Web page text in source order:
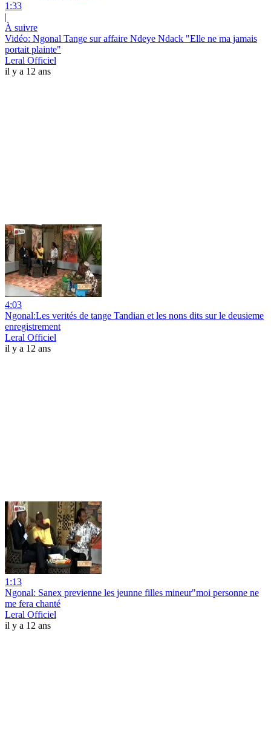
1:33
|
À suivre
Vidéo: Ngonal Tange sur affaire Ndeye Ndack "Elle ne ma jamais
portait plainte"
Leral Officiel
il y a 12 ans
4:03
Ngonal:Les verités de tange Tandian et les nons dits sur le deusieme
enregistrement
Leral Officiel
il y a 12 ans
1:13
Ngonal: Sanex previenne les jeunne filles mineur"moi personne ne
me fera chanté
Leral Officiel
il y a 12 ans